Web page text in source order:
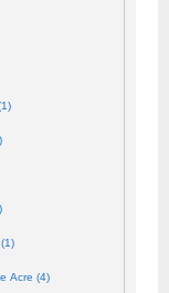
Acre (4)